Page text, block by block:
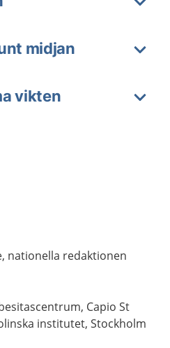
midjan
vikten
nationella redaktionen
Capio St
institutet, Stockholm